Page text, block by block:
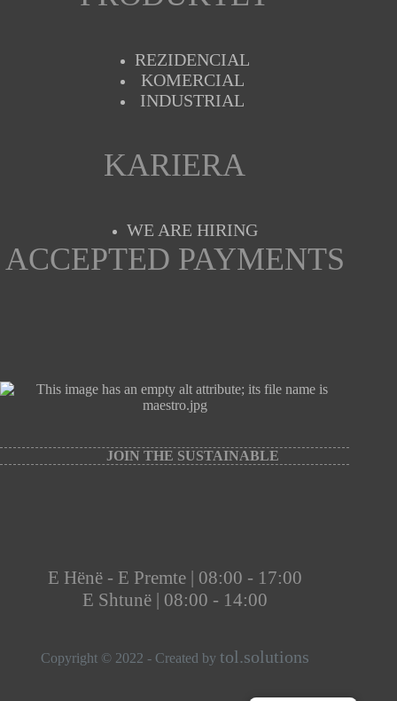
REZIDENCIAL
KOMERCIAL
INDUSTRIAL
KARIERA
WE ARE HIRING
ACCEPTED PAYMENTS
JOIN THE SUSTAINABLE
E Hënë - E Premte | 08:00 - 17:00
E Shtunë | 08:00 - 14:00
Copyright © 2022 - Created by tol.solutions